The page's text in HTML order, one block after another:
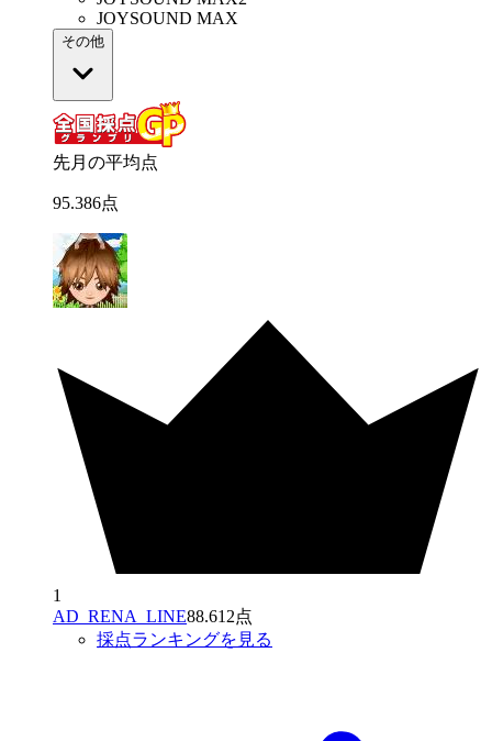
JOYSOUND MAX
その他
先月の平均点
95.386点
1
AD_RENA_LINE88.612点
採点ランキングを見る